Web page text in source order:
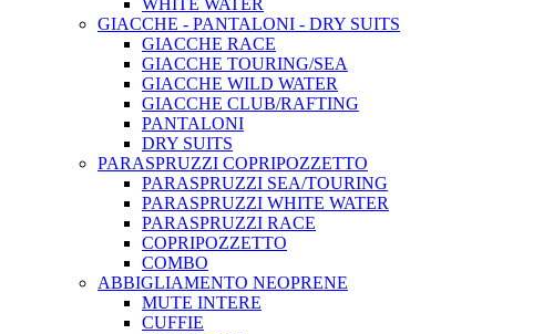
GIACCHE - PANTALONI - DRY SUITS
GIACCHE RACE
GIACCHE TOURING/SEA
GIACCHE WILD WATER
GIACCHE CLUB/RAFTING
PANTALONI
DRY SUITS
PARASPRUZZI COPRIPOZZETTO
PARASPRUZZI SEA/TOURING
PARASPRUZZI WHITE WATER
PARASPRUZZI RACE
COPRIPOZZETTO
COMBO
ABBIGLIAMENTO NEOPRENE
MUTE INTERE
CUFFIE